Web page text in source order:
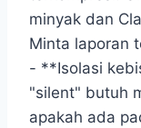
minyak dan
Minta laporan
- **Isolasi
"silent" butuh
apakah ada